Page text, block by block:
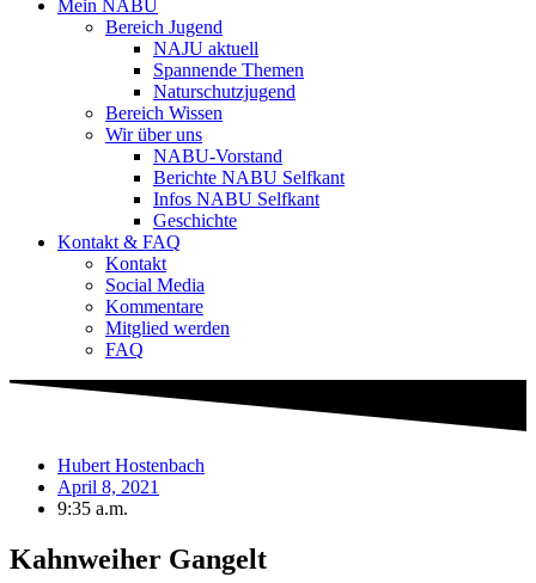
Mein NABU
Bereich Jugend
NAJU aktuell
Spannende Themen
Naturschutzjugend
Bereich Wissen
Wir über uns
NABU-Vorstand
Berichte NABU Selfkant
Infos NABU Selfkant
Geschichte
Kontakt & FAQ
Kontakt
Social Media
Kommentare
Mitglied werden
FAQ
Hubert Hostenbach
April 8, 2021
9:35 a.m.
Kahnweiher Gangelt